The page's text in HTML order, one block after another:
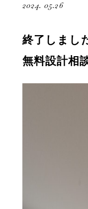
2024. 05.26
終了しま
無料設計相